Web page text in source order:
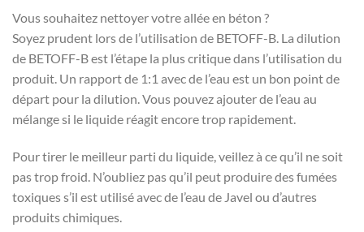
Vous souhaitez nettoyer votre allée en béton ?
Soyez prudent lors de l’utilisation de BETOFF-B. La dilution
de BETOFF-B est l’étape la plus critique dans l’utilisation du
produit. Un rapport de 1:1 avec de l’eau est un bon point de
départ pour la dilution. Vous pouvez ajouter de l’eau au
mélange si le liquide réagit encore trop rapidement.
Pour tirer le meilleur parti du liquide, veillez à ce qu’il ne soit
pas trop froid. N’oubliez pas qu’il peut produire des fumées
toxiques s’il est utilisé avec de l’eau de Javel ou d’autres
produits chimiques.